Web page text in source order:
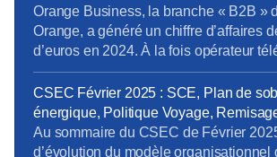
engagée à retrouver des postes pour
impactés. Au 20 mars […]
Orange Business, la branche « B2B »
Orange, a généré un chiffre d’affaires
d’euros en 2024. À la fois opérateur
intégrateur numérique, elle sert une
mondiale via trois canaux : Entreprises
Grands Clients France et International.
se répartissent en trois segments :
Intégration. […]
CSEC Février 2025 : SCE, Plan de
énergique, Politique Voyage,
Addictions
Au sommaire du CSEC de Février
d’évolution du modèle organisationnel